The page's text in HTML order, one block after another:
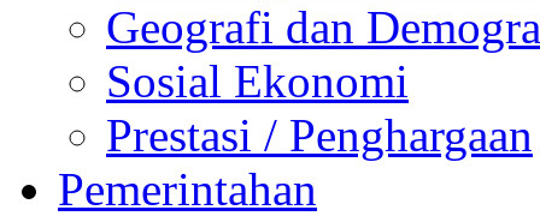
Geografi dan
Sosial Ekonomi
Prestasi / Penghargaan
Pemerintahan